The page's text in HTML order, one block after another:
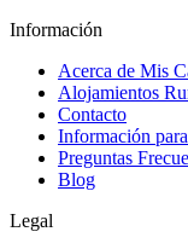
Información
Acerca de Mis
Alojamientos
Contacto
Información
Preguntas
Blog
Legal